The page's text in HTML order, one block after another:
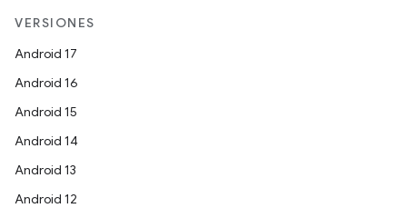
VERSIONES
Android 17
Android 16
Android 15
Android 14
Android 13
Android 12